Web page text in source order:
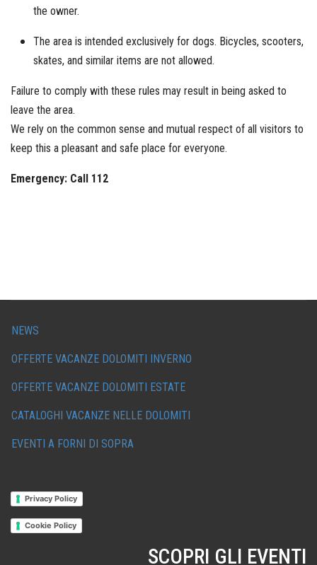
the owner.
The area is intended exclusively for dogs. Bicycles, scooters,
skates, and similar items are not allowed.
Failure to comply with these rules may result in being asked to
leave the area.
We rely on the common sense and mutual respect of all visitors to
keep this a pleasant and safe place for everyone.
Emergency: Call 112
NEWS
OFFERTE VACANZE DOLOMITI INVERNO
OFFERTE VACANZE DOLOMITI ESTATE
CATALOGHI VACANZE NELLE DOLOMITI
EVENTI A FORNI DI SOPRA
Privacy Policy
Cookie Policy
SCOPRI GLI EVENTI